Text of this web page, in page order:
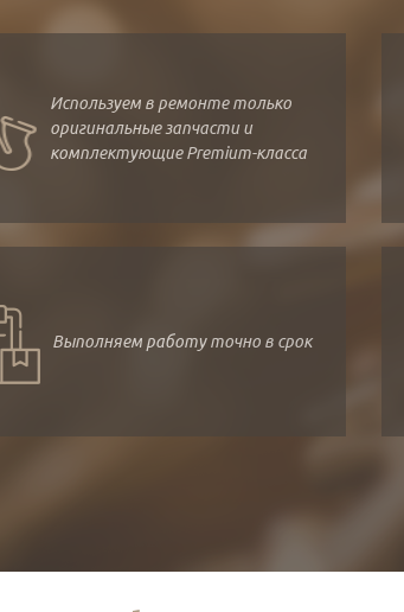
Используем в ремонте только
оригинальные запчасти и
комплектующие Premium-класса
Выполняем работу точно в срок